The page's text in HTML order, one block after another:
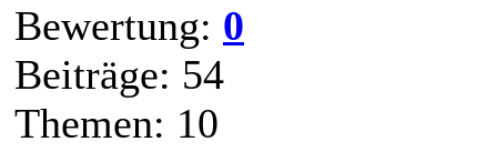
Bewertung: 0
Beiträge: 54
Themen: 10